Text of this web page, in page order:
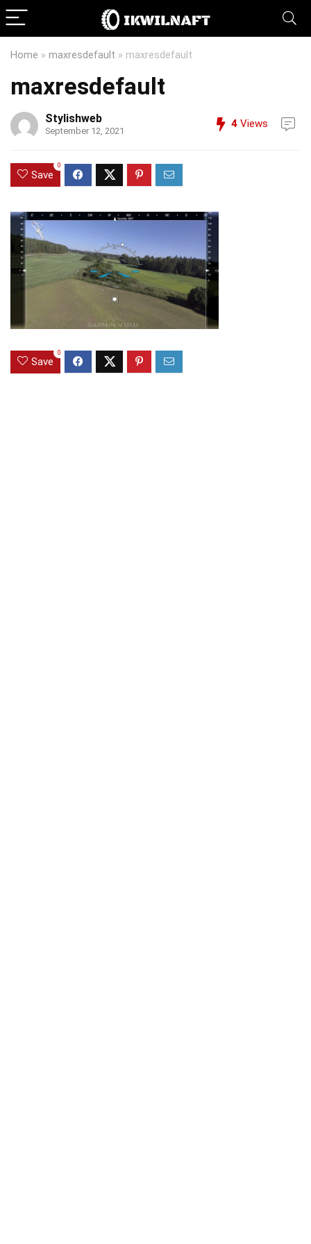
Home » maxresdefault » maxresdefault
maxresdefault
Stylishweb
September 12, 2021
4 Views
Save
0
Save
0